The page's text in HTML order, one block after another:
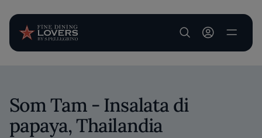
User account
Som Tam - Insalata di
papaya, Thailandia